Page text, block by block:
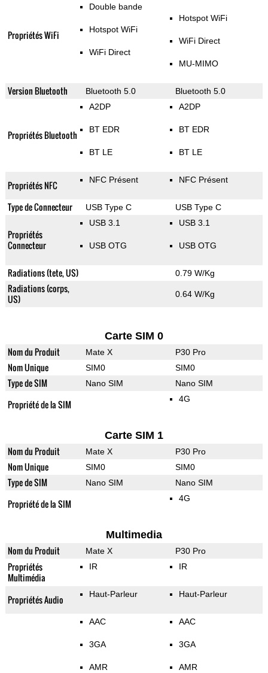
Propriétés WiFi
Double bande
Hotspot WiFi
WiFi Direct
Hotspot WiFi
WiFi Direct
MU-MIMO
Version Bluetooth Bluetooth 5.0 Bluetooth 5.0
Propriétés Bluetooth
A2DP
BT EDR
BT LE
A2DP
BT EDR
BT LE
Propriétés NFC NFC Présent NFC Présent
Type de Connecteur USB Type C USB Type C
Propriétés
Connecteur
USB 3.1
USB OTG
USB 3.1
USB OTG
Radiations (tete, US) 0.79 W/Kg
Radiations (corps,
US)
0.64 W/Kg
Carte SIM 0
Nom du Produit Mate X P30 Pro
Nom Unique SIM0 SIM0
Type de SIM Nano SIM Nano SIM
Propriété de la SIM 4G
Carte SIM 1
Nom du Produit Mate X P30 Pro
Nom Unique SIM0 SIM0
Type de SIM Nano SIM Nano SIM
Propriété de la SIM 4G
Multimedia
Nom du Produit Mate X P30 Pro
Propriétés
Multimédia
IR IR
Propriétés Audio Haut-Parleur Haut-Parleur
AAC
3GA
AMR
AAC
3GA
AMR